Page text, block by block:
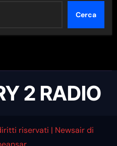
Cerca
2 RADIO
riservati | Newsairdi